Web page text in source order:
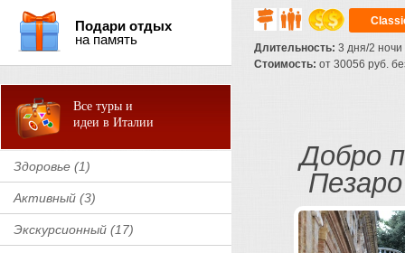
Подари отдых
на память
Все туры и
идеи в Италии
Здоровье (1)
Активный (3)
Экскурсионный (17)
Длительность: 3 дня/2 ночи
Стоимость: от 30056 руб.
Добро